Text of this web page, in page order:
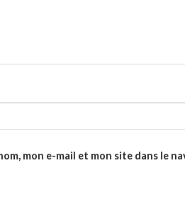
mon e-mail et mon site dans le